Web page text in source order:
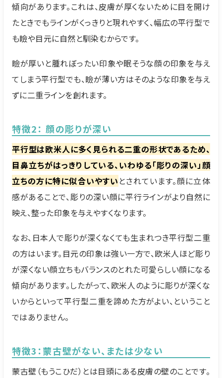
傾向があります。これは、皮膚が厚くないために目を開け
たときでもラインがくっきりと現れやすく、幅広の平行型で
も瞼や目元に自然と馴染むからです。
瞼が厚いと腫れぼったい印象や眠そうな顔の印象を与え
てしまう平行型でも、瞼が薄い方はそのような印象を与え
ずに二重ラインを創れます。
特徴2： 顔の彫りが深い
平行型は欧米人に多く見られる二重の形状であるため、
目鼻立ちがはっきりしている、いわゆる「彫りの深い」顔
立ちの方に特に似合いやすい とされています。顔に立体
感があることで、彫りの深い顔に平行ラインがより自然に
映え、整った印象を与えやすくなります。
なお、日本人で彫りが深くなくても生まれつき平行型二重
の方はいます。目元の印象は強い一方で、欧米人ほど彫り
が深くない顔立ちもバランスのとれた可愛らしい顔になる
傾向があります。したがって、欧米人のように彫りが深くな
いからといって平行型二重を諦めた方がよい、ということ
ではありません。
特徴3：蒙古壁がない、または少ない
蒙古壁（もうこひだ）とは目頭にある皮膚の壁のことです。